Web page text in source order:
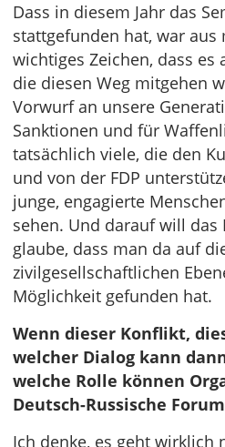
Dass in diesem Jahr das
stattgefunden hat, war aus
wichtiges Zeichen, dass es
die diesen Weg mitgehen
Vorwurf an unsere
Sanktionen und für
tatsächlich viele, die den
und von der FDP
junge, engagierte
sehen. Und darauf will das
glaube, dass man da auf
zivilgesellschaftlichen
Möglichkeit gefunden hat.
Wenn dieser Konflikt,
welcher Dialog kann
welche Rolle können
Deutsch-Russische
Ich denke, es geht wirklich